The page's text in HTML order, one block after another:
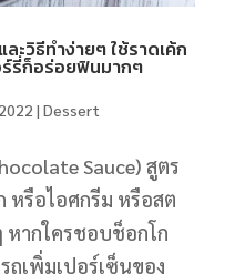
ะวิธีทำง่ายๆ ใช้ราดเค้ก
รี่ก็อร่อยฟินมากๆ
| Dessert
Sauce) สูตร
หรือไอศกรีม หรือสต
หากใครชอบช็อกโก
ถเพิ่มเปอร์เซ็นของ